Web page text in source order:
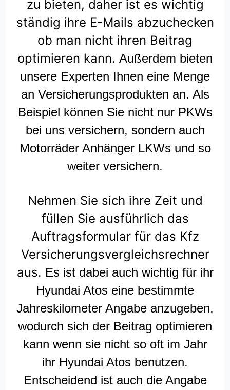
zu bieten, daher ist es wichtig
ständig ihre E-Mails abzuchecken
ob man nicht ihren Beitrag
optimieren kann. Außerdem bieten
unsere Experten Ihnen eine Menge
an Versicherungsprodukten an. Als
Beispiel können Sie nicht nur PKWs
bei uns versichern, sondern auch
Motorräder Anhänger LKWs und so
weiter versichern.
Nehmen Sie sich ihre Zeit und
füllen Sie ausführlich das
Auftragsformular für das Kfz
Versicherungsvergleichsrechner
aus. Es ist dabei auch wichtig für ihr
Hyundai Atos eine bestimmte
Jahreskilometer Angabe anzugeben,
wodurch sich der Beitrag optimieren
kann wenn sie nicht so oft im Jahr
ihr Hyundai Atos benutzen.
Entscheidend ist auch die Angabe